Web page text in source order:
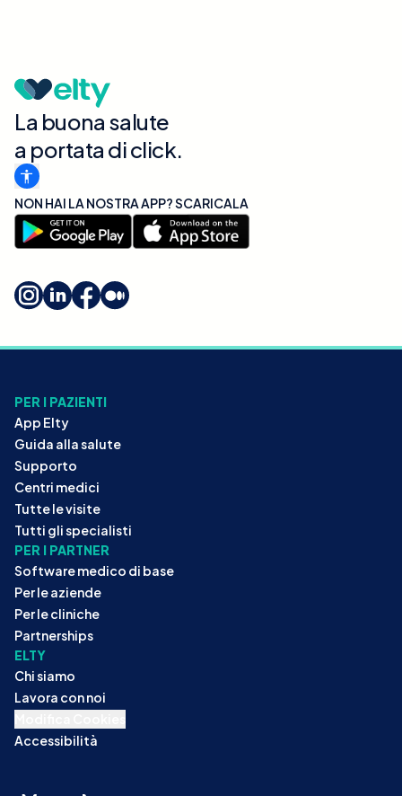
La buona salute
a portata di click.
NON HAI LA NOSTRA APP? SCARICALA
PER I PAZIENTI
App Elty
Guida alla salute
Supporto
Centri medici
Tutte le visite
Tutti gli specialisti
PER I PARTNER
Software medico di base
Per le aziende
Per le cliniche
Partnerships
ELTY
Chi siamo
Lavora con noi
Accessibilità